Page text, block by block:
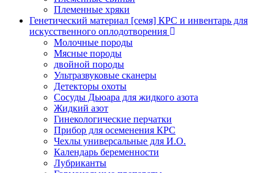
Племенные хряки
Генетический материал [семя] КРС и инвентарь для
искусственного оплодотворения
Молочные породы
Мясные породы
двойной породы
Ультразвуковые сканеры
Детекторы охоты
Сосуды Дьюара для жидкого азота
Жидкий азот
Гинекологические перчатки
Прибор для осеменения КРС
Чехлы универсальные для И.О.
Календарь беременности
Лубриканты